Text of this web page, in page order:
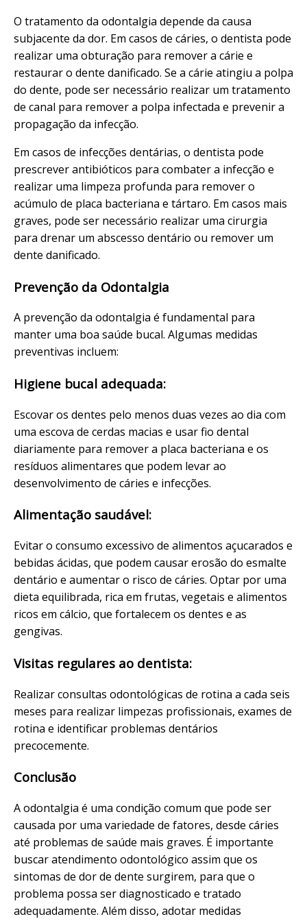
O tratamento da odontalgia depende da causa
subjacente da dor. Em casos de cáries, o dentista pode
realizar uma obturação para remover a cárie e
restaurar o dente danificado. Se a cárie atingiu a polpa
do dente, pode ser necessário realizar um tratamento
de canal para remover a polpa infectada e prevenir a
propagação da infecção.
Em casos de infecções dentárias, o dentista pode
prescrever antibióticos para combater a infecção e
realizar uma limpeza profunda para remover o
acúmulo de placa bacteriana e tártaro. Em casos mais
graves, pode ser necessário realizar uma cirurgia
para drenar um abscesso dentário ou remover um
dente danificado.
Prevenção da Odontalgia
A prevenção da odontalgia é fundamental para
manter uma boa saúde bucal. Algumas medidas
preventivas incluem:
Higiene bucal adequada:
Escovar os dentes pelo menos duas vezes ao dia com
uma escova de cerdas macias e usar fio dental
diariamente para remover a placa bacteriana e os
resíduos alimentares que podem levar ao
desenvolvimento de cáries e infecções.
Alimentação saudável:
Evitar o consumo excessivo de alimentos açucarados e
bebidas ácidas, que podem causar erosão do esmalte
dentário e aumentar o risco de cáries. Optar por uma
dieta equilibrada, rica em frutas, vegetais e alimentos
ricos em cálcio, que fortalecem os dentes e as
gengivas.
Visitas regulares ao dentista:
Realizar consultas odontológicas de rotina a cada seis
meses para realizar limpezas profissionais, exames de
rotina e identificar problemas dentários
precocemente.
Conclusão
A odontalgia é uma condição comum que pode ser
causada por uma variedade de fatores, desde cáries
até problemas de saúde mais graves. É importante
buscar atendimento odontológico assim que os
sintomas de dor de dente surgirem, para que o
problema possa ser diagnosticado e tratado
adequadamente. Além disso, adotar medidas